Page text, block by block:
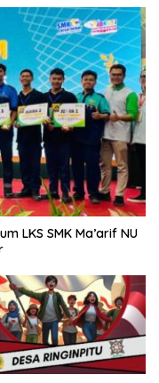
LKS SMK Ma’arif NU